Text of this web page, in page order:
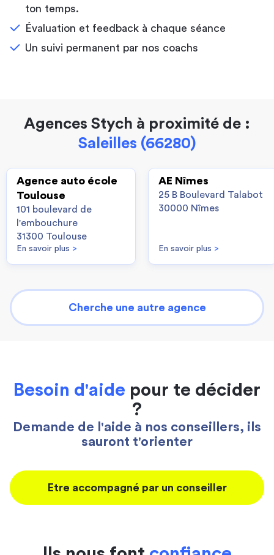
ton temps.
Évaluation et feedback à chaque séance
Un suivi permanent par nos coachs
Agences Stych à proximité de :
Saleilles (66280)
Agence auto école
Toulouse
101 boulevard de
l'embouchure
31300 Toulouse
En savoir plus >
AE Nîmes
25 B Boulevard Talabot
30000 Nîmes
En savoir plus >
Cherche une autre agence
Besoin d'aide pour te décider
?
Demande de l'aide à nos conseillers, ils
sauront t'orienter
Etre accompagné par un conseiller